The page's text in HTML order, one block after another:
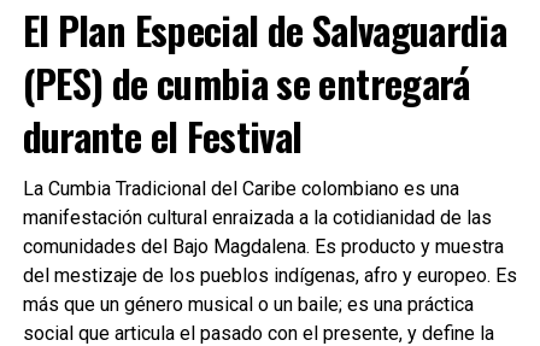
El Plan Especial de Salvaguardia
(PES) de cumbia se entregará
durante el Festival
La Cumbia Tradicional del Caribe colombiano es una
manifestación cultural enraizada a la cotidianidad de las
comunidades del Bajo Magdalena. Es producto y muestra
del mestizaje de los pueblos indígenas, afro y europeo. Es
más que un género musical o un baile; es una práctica
social que articula el pasado con el presente, y define la